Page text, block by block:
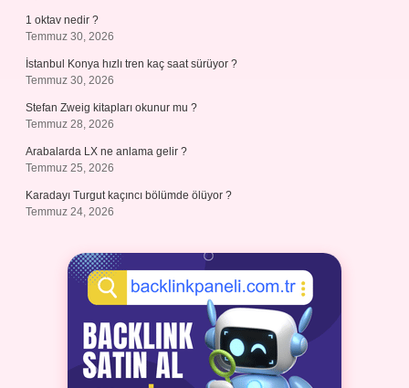
1 oktav nedir ?
Temmuz 30, 2026
İstanbul Konya hızlı tren kaç saat sürüyor ?
Temmuz 30, 2026
Stefan Zweig kitapları okunur mu ?
Temmuz 28, 2026
Arabalarda LX ne anlama gelir ?
Temmuz 25, 2026
Karadayı Turgut kaçıncı bölümde ölüyor ?
Temmuz 24, 2026